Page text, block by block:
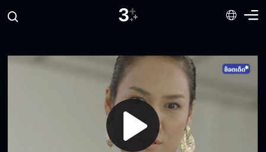
Play
ผมอยากเก็บความทรงจำเอาไว้ที่นี่
เธอกล้าพูดไหมว่าเธอเป็นนางนกต่อให้ฉัน